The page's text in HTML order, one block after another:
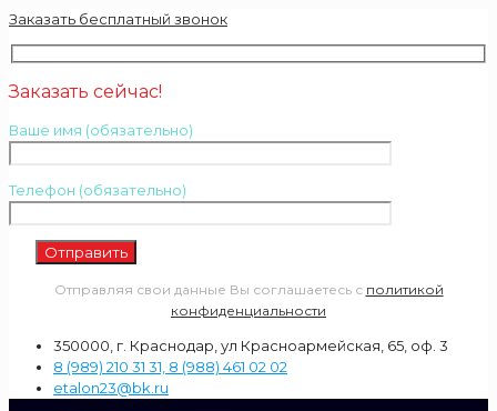
Заказать бесплатный звонок
Заказать сейчас!
Ваше имя (обязательно)
Телефон (обязательно)
Отправляя свои данные Вы соглашаетесь с политикой
конфиденциальности
350000, г. Краснодар, ул Красноармейская, 65, оф. 3
8 (989) 210 31 31, 8 (988) 461 02 02
etalon23@bk.ru